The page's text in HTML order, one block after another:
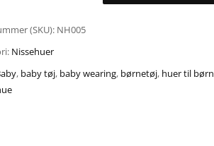
(SKU): NH005
Nissehuer
, baby tøj, baby wearing, børnetøj, huer til børn